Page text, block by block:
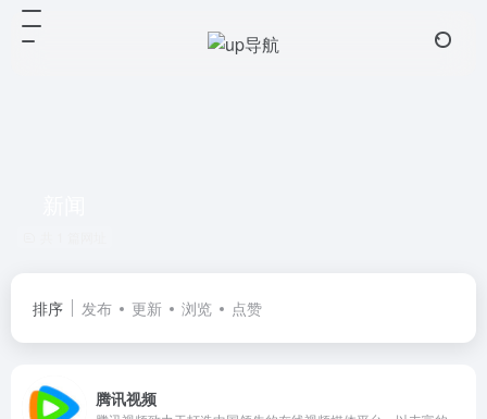
排序 发布 更新 浏览 点赞
腾讯视频